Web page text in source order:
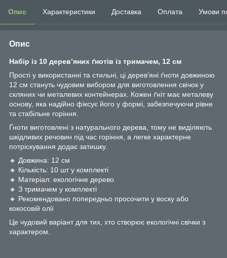
Опис Характеристики Доставка Оплата Умови
Опис
Набір із 10 дерев’яних ґнотів із тримачем, 12 см
Прості у використанні та стильні, ці дерев’яні ґноти довжиною
12 см стануть чудовим вибором для виготовлення свічок у
скляних чи металевих контейнерах. Кожен ґніт має металеву
основу, яка надійно фіксує його у формі, забезпечуючи рівне
та стабільне горіння.
Ґноти виготовлені з натурального дерева, тому не виділяють
шкідливих речовин під час горіння, а легке характерне
потріскування додає затишку.
🔸 Довжина: 12 см
🔸 Кількість: 10 шт у комплекті
🔸 Матеріал: екологічне дерево
🔸 З тримачем у комплекті
🔸 Рекомендовано попередньо просочити у воску або
кокосовій олії
Це чудовий варіант для тих, хто створює екологічні свічки з
характером.